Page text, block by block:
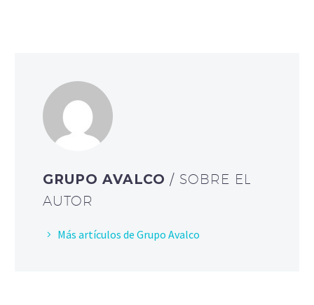
GRUPO AVALCO/ SOBRE EL
AUTOR
Más artículos de Grupo Avalco